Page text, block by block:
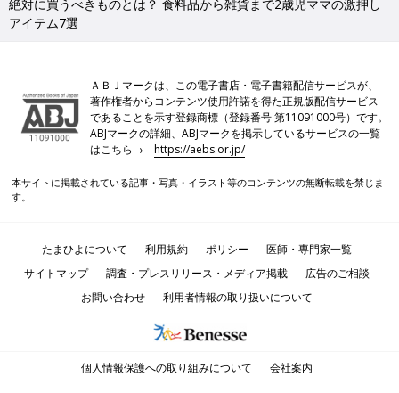
絶対に買うべきものとは？ 食料品から雑貨まで2歳児ママの激押し
アイテム7選
ＡＢＪマークは、この電子書店・電子書籍配信サービスが、
著作権者からコンテンツ使用許諾を得た正規版配信サービス
であることを示す登録商標（登録番号 第11091000号）です。
ABJマークの詳細、ABJマークを掲示しているサービスの一覧
はこちら→https://aebs.or.jp/
本サイトに掲載されている記事・写真・イラスト等のコンテンツの無断転載を禁じま
す。
たまひよについて 利用規約 ポリシー
医師・専門家一覧
サイトマップ
調査・プレスリリース・メディア掲載
広告のご相談
お問い合わせ
利用者情報の取り扱いについて
個人情報保護への取り組みについて 会社案内